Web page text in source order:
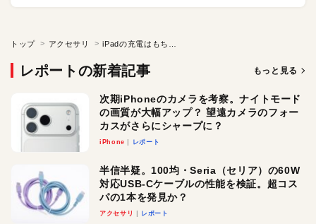
トップ アクセサリ
レポートの新着記事 もっと見る
次期iPhoneのカメラを考察。ナイトモード
の画質が大幅アップ？ 望遠カメラのフォー
カスがさらにシャープに？
iPhone レポート
半信半疑。100均・Seria（セリア）の60W
対応USB-Cケーブルの性能を検証。超コス
パの1本を発見か？
アクセサリ レポート